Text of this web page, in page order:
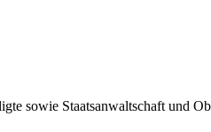
sowie Staatsanwaltschaft und